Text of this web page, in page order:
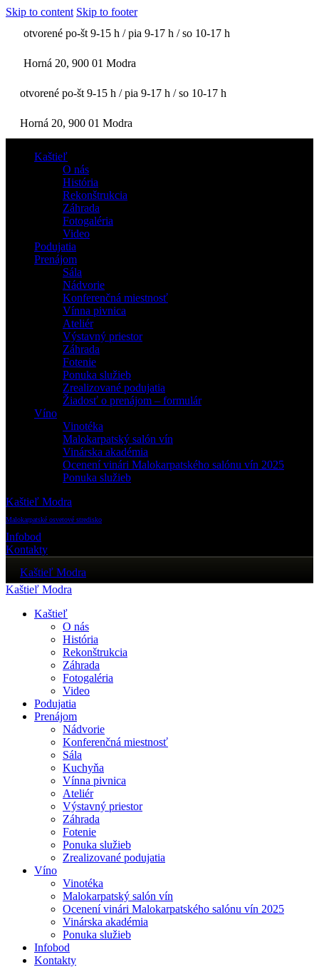
Skip to content Skip to footer
otvorené po-št 9-15 h / pia 9-17 h / so 10-17 h
Horná 20, 900 01 Modra
otvorené po-št 9-15 h / pia 9-17 h / so 10-17 h
Horná 20, 900 01 Modra
Kaštieľ
O nás
História
Rekonštrukcia
Záhrada
Fotogaléria
Video
Podujatia
Prenájom
Sála
Nádvorie
Konferenčná miestnosť
Vínna pivnica
Ateliér
Výstavný priestor
Záhrada
Fotenie
Ponuka služieb
Zrealizované podujatia
Žiadosť o prenájom – formulár
Víno
Vinotéka
Malokarpatský salón vín
Vinárska akadémia
Ocenení vinári Malokarpatského salónu vín 2025
Ponuka služieb
Kaštieľ Modra
Malokarpatské osvetové stredisko
Infobod
Kontakty
Kaštieľ Modra
Kaštieľ Modra
Kaštieľ
O nás
História
Rekonštrukcia
Záhrada
Fotogaléria
Video
Podujatia
Prenájom
Nádvorie
Konferenčná miestnosť
Sála
Kuchyňa
Vínna pivnica
Ateliér
Výstavný priestor
Záhrada
Fotenie
Ponuka služieb
Zrealizované podujatia
Víno
Vinotéka
Malokarpatský salón vín
Ocenení vinári Malokarpatského salónu vín 2025
Vinárska akadémia
Ponuka služieb
Infobod
Kontakty